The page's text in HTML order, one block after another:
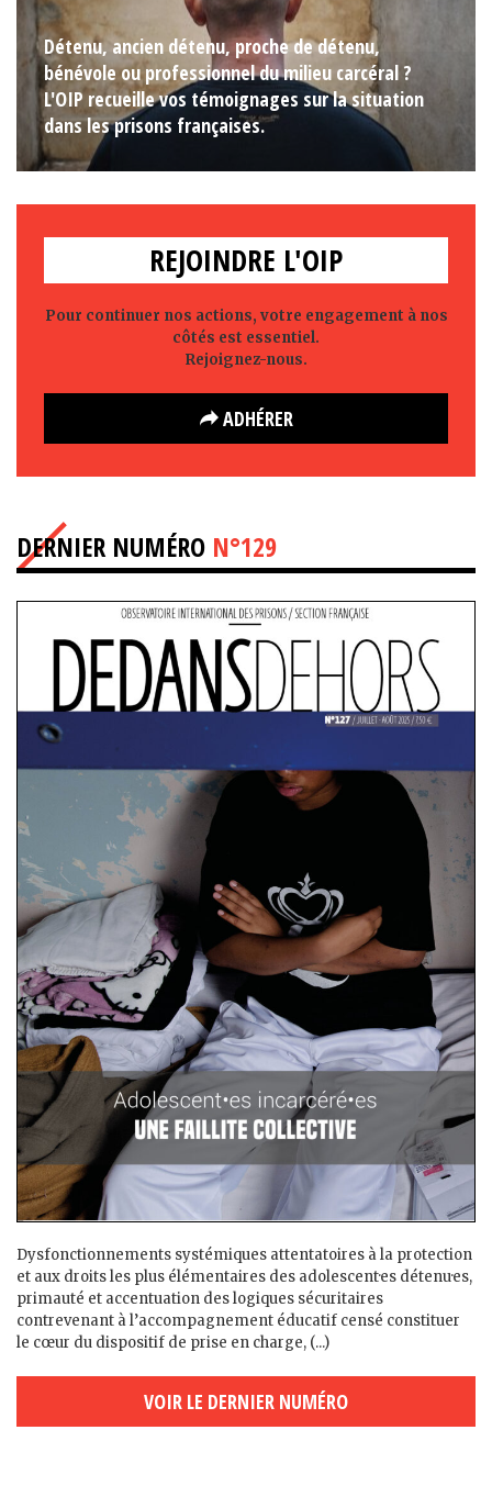
Détenu, ancien détenu, proche de détenu,
bénévole ou professionnel du milieu carcéral ?
L'OIP recueille vos témoignages sur la situation
dans les prisons françaises.
REJOINDRE L'OIP
Pour continuer nos actions, votre engagement à nos
côtés est essentiel.
Rejoignez-nous.
ADHÉRER
DERNIER NUMÉRO N°129
Dysfonctionnements systémiques attentatoires à la protection
et aux droits les plus élémentaires des adolescent·es détenu·es,
primauté et accentuation des logiques sécuritaires
contrevenant à l’accompagnement éducatif censé constituer
le cœur du dispositif de prise en charge, (...)
VOIR LE DERNIER NUMÉRO